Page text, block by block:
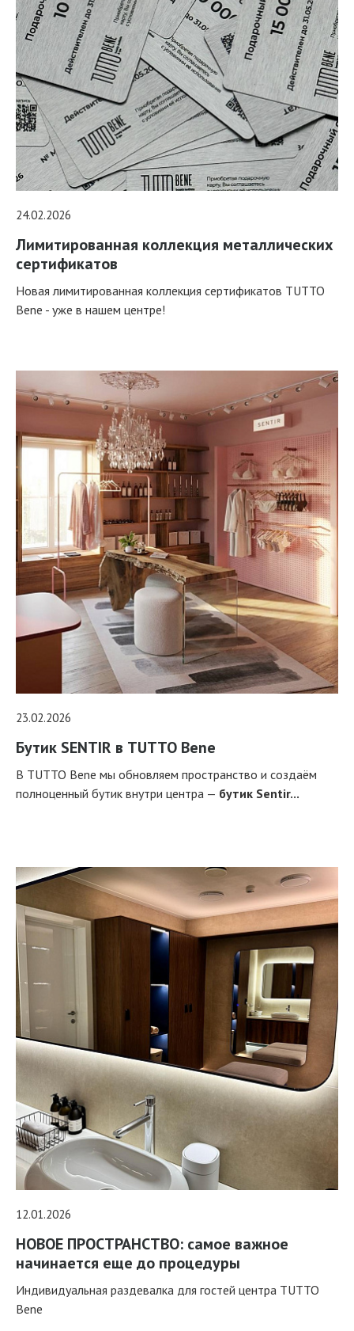
24.02.2026
Лимитированная коллекция металлических
сертификатов
Новая лимитированная коллекция сертификатов TUTTO
Bene - уже в нашем центре!
23.02.2026
Бутик SENTIR в TUTTO Bene
В TUTTO Bene мы обновляем пространство и создаём
полноценный бутик внутри центра — бутик Sentir...
12.01.2026
НОВОЕ ПРОСТРАНСТВО: самое важное
начинается еще до процедуры
Индивидуальная раздевалка для гостей центра TUTTO
Bene